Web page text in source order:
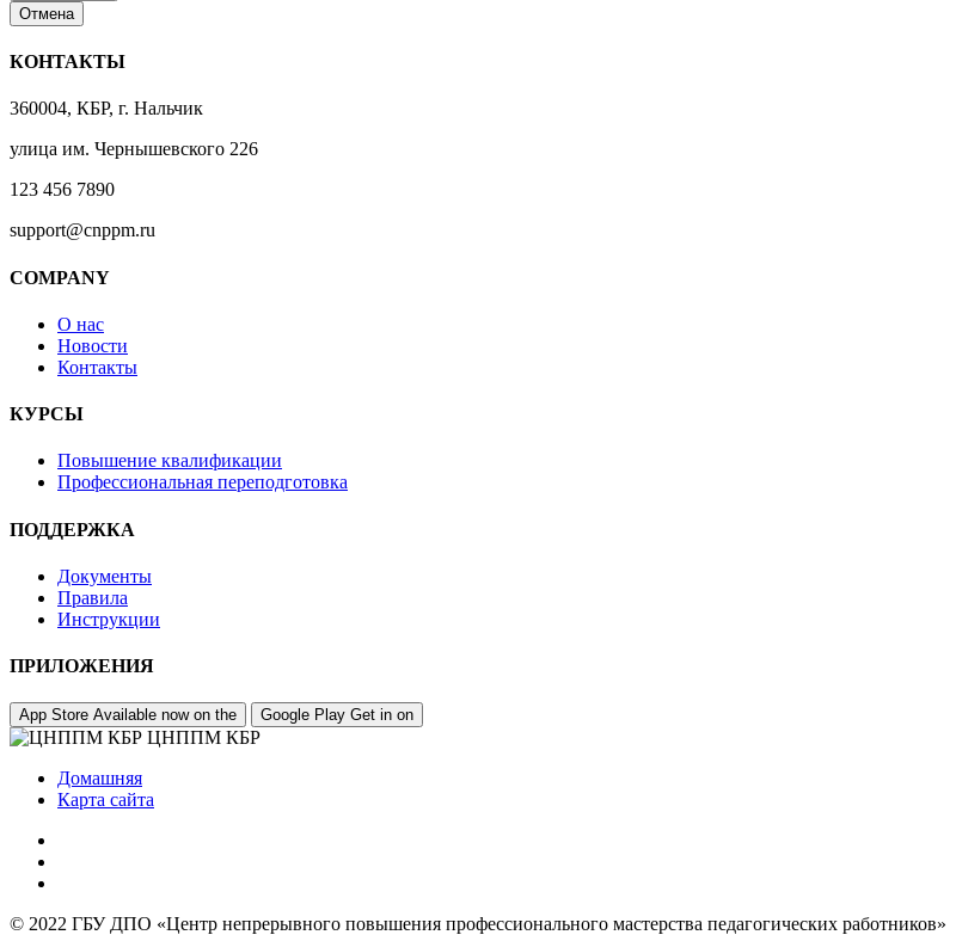
Отмена
КОНТАКТЫ
360004, КБР, г. Нальчик
улица им. Чернышевского 226
123 456 7890
support@cnppm.ru
COMPANY
О нас
Новости
Контакты
КУРСЫ
Повышение квалификации
Профессиональная переподготовка
ПОДДЕРЖКА
Документы
Правила
Инструкции
ПРИЛОЖЕНИЯ
App Store Available now on the Google Play Get in on
ЦНППМ КБР
Домашняя
Карта сайта
© 2022 ГБУ ДПО «Центр непрерывного повышения профессионального мастерства педагогических работников»